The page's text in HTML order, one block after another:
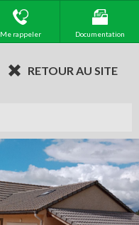
Me rappeler Documentation
RETOUR AU SITE